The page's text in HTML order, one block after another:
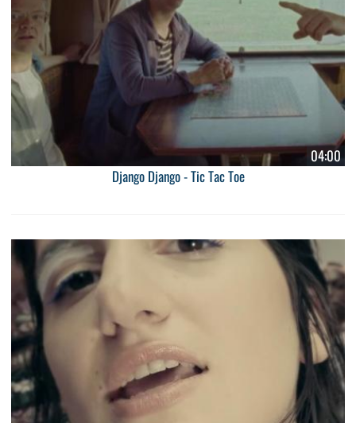
04:00
Django Django - Tic Tac Toe